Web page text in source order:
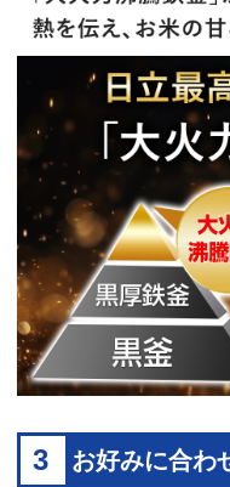
3 お好みに合わ